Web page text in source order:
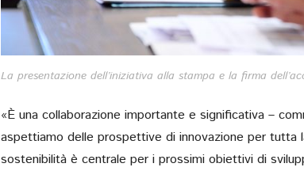
La presentazione dell’iniziativa alla stampa e la firma
«È una collaborazione importante e significativa –
aspettiamo delle prospettive di innovazione per tutta
sostenibilità è centrale per i prossimi obiettivi di